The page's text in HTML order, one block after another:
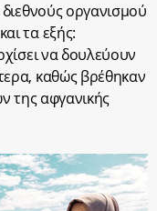
οργανισμού
τα εξής:
να δουλεύουν
καθώς βρέθηκαν
της αφγανικής